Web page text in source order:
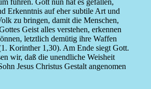
führen. Gott nun hat es gefallen,
Erkenntnis auf eher subtile Art und
zu bringen, damit die Menschen,
Geist alles verstehen, erkennen
letztlich demütig ihre Waffen
Korinther 1,30). Am Ende siegt Gott.
wir, daß die unendliche Weisheit
Jesus Christus Gestalt angenomen